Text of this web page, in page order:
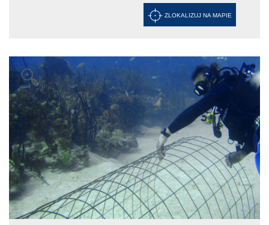
ZLOKALIZUJ NA MAPIE